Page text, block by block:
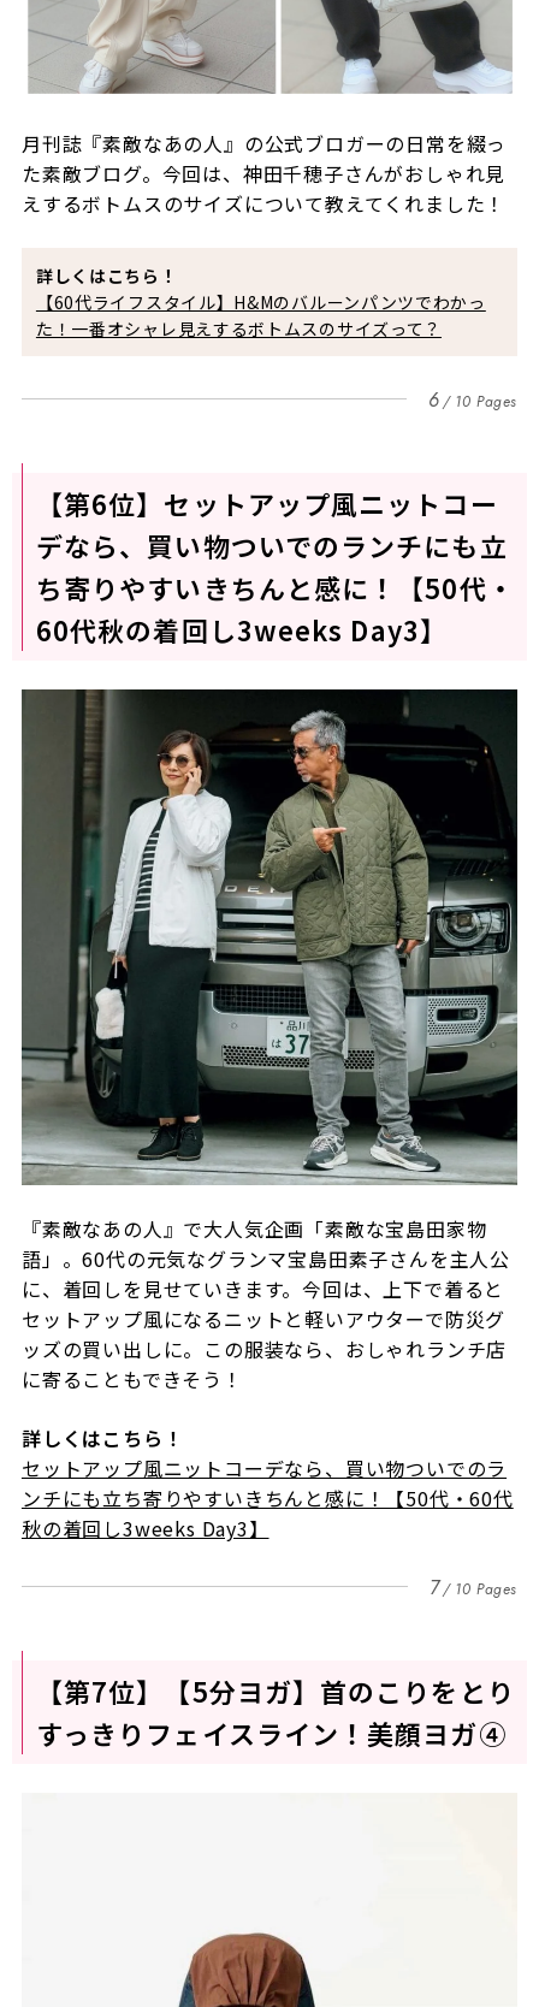
月刊誌『素敵なあの人』の公式ブロガーの日常を綴っ
た素敵ブログ。今回は、神田千穂子さんがおしゃれ見
えするボトムスのサイズについて教えてくれました！
詳しくはこちら！
【60代ライフスタイル】H&Mのバルーンパンツでわかっ
た！一番オシャレ見えするボトムスのサイズって？
6 10 Pages
【第6位】セットアップ風ニットコー
デなら、買い物ついでのランチにも立
ち寄りやすいきちんと感に！【50代・
60代秋の着回し3weeks Day3】
『素敵なあの人』で大人気企画「素敵な宝島田家物
語」。60代の元気なグランマ宝島田素子さんを主人公
に、着回しを見せていきます。今回は、上下で着ると
セットアップ風になるニットと軽いアウターで防災グ
ッズの買い出しに。この服装なら、おしゃれランチ店
に寄ることもできそう！
詳しくはこちら！
セットアップ風ニットコーデなら、買い物ついでのラ
ンチにも立ち寄りやすいきちんと感に！【50代・60代
秋の着回し3weeks Day3】
7 10 Pages
【第7位】【5分ヨガ】首のこりをとり
すっきりフェイスライン！美顔ヨガ④